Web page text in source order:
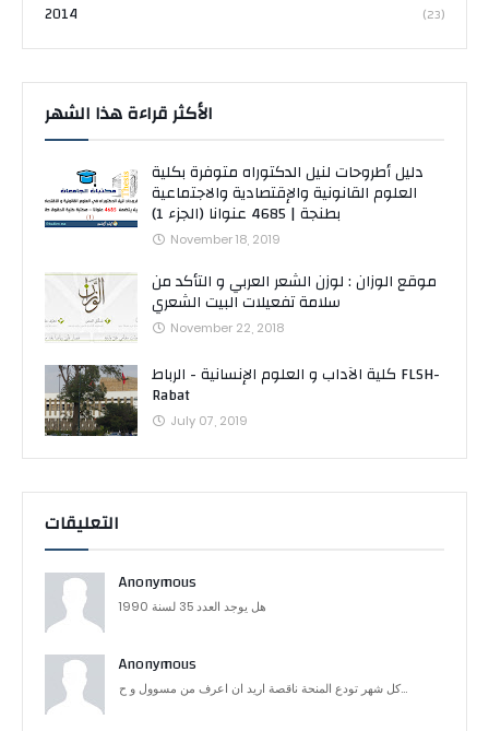
2014 (23)
الأكثر قراءة هذا الشهر
دليل أطروحات لنيل الدكتوراه متوفرة بكلية
العلوم القانونية والإقتصادية والاجتماعية
بطنجة | 4685 عنوانا (الجزء 1)
November 18, 2019
موقع الوزان : لوزن الشعر العربي و التأكد من
سلامة تفعيلات البيت الشعري
November 22, 2018
كلية الآداب و العلوم الإنسانية - الرباط FLSH-
Rabat
July 07, 2019
التعليقات
Anonymous
هل يوجد العدد 35 لسنة 1990
Anonymous
كل شهر تودع المنحة ناقصة اريد ان اعرف من مسوول و ح...